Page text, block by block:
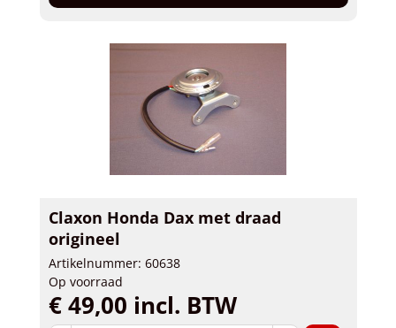
Claxon Honda Dax met draad
origineel
Artikelnummer: 60638
Op voorraad
€ 49,00 incl. BTW